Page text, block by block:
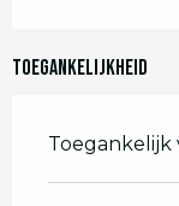
Toegankelijkheid